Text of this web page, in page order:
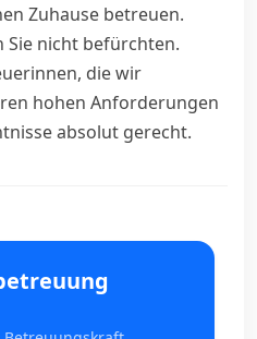
Zuhause betreuen.
Sie nicht befürchten.
die wir
hohen Anforderungen
absolut gerecht.